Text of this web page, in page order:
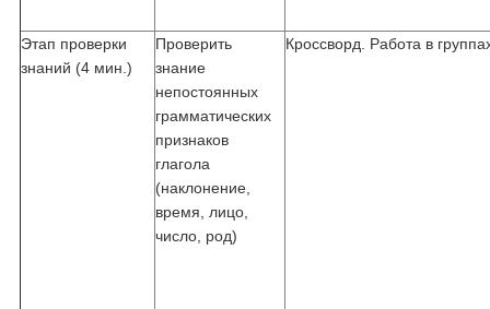
Этап проверки
знаний (4 мин.)
Проверить
знание
непостоянных
грамматических
признаков
глагола
(наклонение,
время, лицо,
число, род)
Кроссворд. Работа в